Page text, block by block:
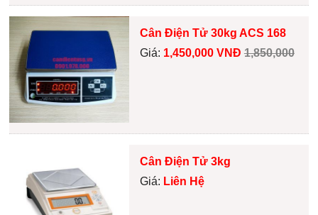
Cân Điện Tử 30kg ACS 168
Giá: 1,450,000 VNĐ 1,850,000
Cân Điện Tử 3kg
Giá: Liên Hệ